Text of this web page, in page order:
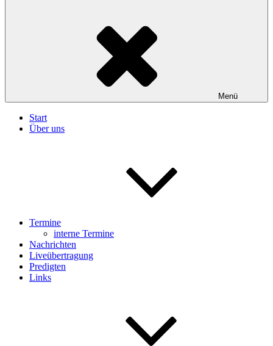
Menü
Start
Über uns
Termine
interne Termine
Nachrichten
Liveübertragung
Predigten
Links